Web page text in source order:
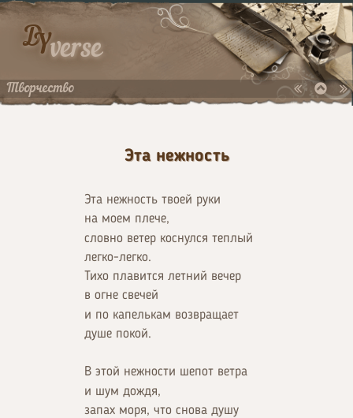
DYverse
Творчество
Эта нежность
Эта нежность твоей руки
на моем плече,
словно ветер коснулся теплый
легко-легко.
Тихо плавится летний вечер
в огне свечей
и по капелькам возвращает
душе покой.
В этой нежности шепот ветра
и шум дождя,
запах моря, что снова душу